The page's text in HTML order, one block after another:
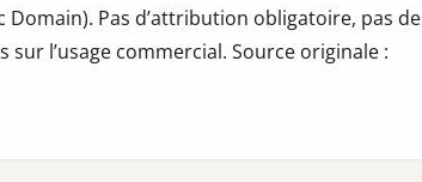
Domain). Pas d’attribution obligatoire, pas de
l’usage commercial. Source originale :